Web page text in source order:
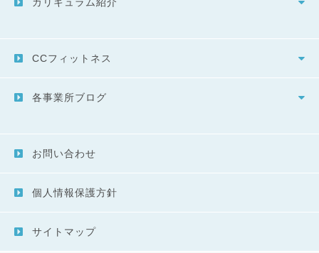
CCフィットネス
各事業所ブログ
お問い合わせ
個人情報保護方針
サイトマップ